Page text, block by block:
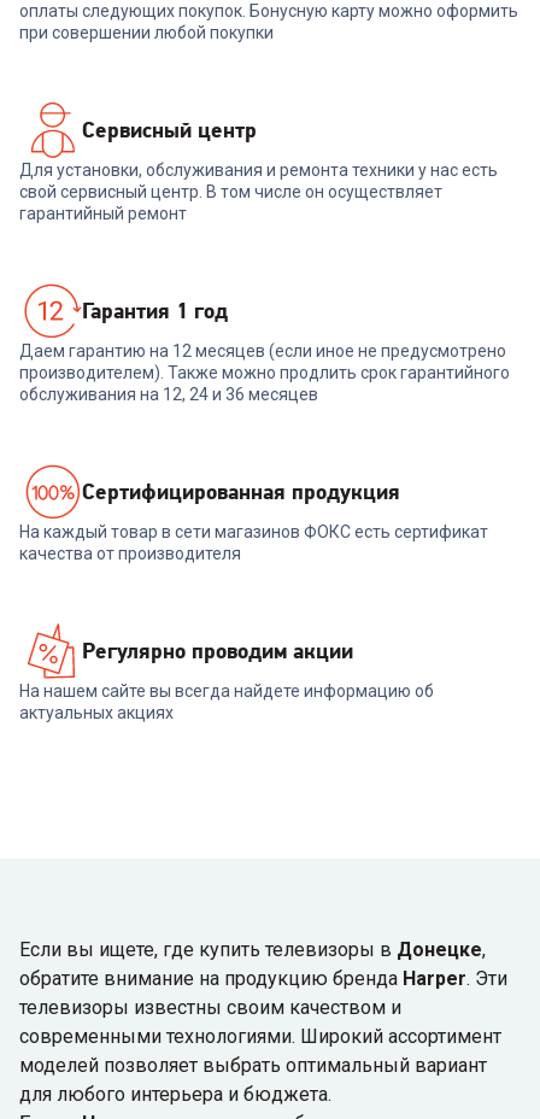
оплаты следующих покупок. Бонусную карту можно оформить
при совершении любой покупки
Сервисный центр
Для установки, обслуживания и ремонта техники у нас есть
свой сервисный центр. В том числе он осуществляет
гарантийный ремонт
Гарантия 1 год
Даем гарантию на 12 месяцев (если иное не предусмотрено
производителем). Также можно продлить срок гарантийного
обслуживания на 12, 24 и 36 месяцев
Cертифицированная продукция
На каждый товар в сети магазинов ФОКС есть сертификат
качества от производителя
Регулярно проводим акции
На нашем сайте вы всегда найдете информацию об
актуальных акциях
Если вы ищете, где купить телевизоры в Донецке,
обратите внимание на продукцию бренда Harper. Эти
телевизоры известны своим качеством и
современными технологиями. Широкий ассортимент
моделей позволяет выбрать оптимальный вариант
для любого интерьера и бюджета.